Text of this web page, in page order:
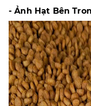
- Ảnh Hạt Bên